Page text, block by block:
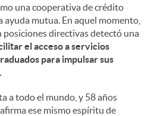
una cooperativa de crédito
ayuda mutua. En aquel momento,
posiciones directivas detectó una
el acceso a servicios
para impulsar sus
a todo el mundo, y 58 años
ese mismo espíritu de